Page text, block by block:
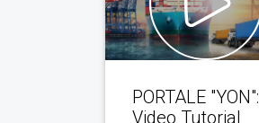
PORTALE "YON":
Video Tutorial